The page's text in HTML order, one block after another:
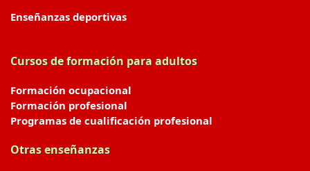
Enseñanzas deportivas
Cursos de formación para adultos
Formación ocupacional
Formación profesional
Programas de cualificación profesional
Otras enseñanzas